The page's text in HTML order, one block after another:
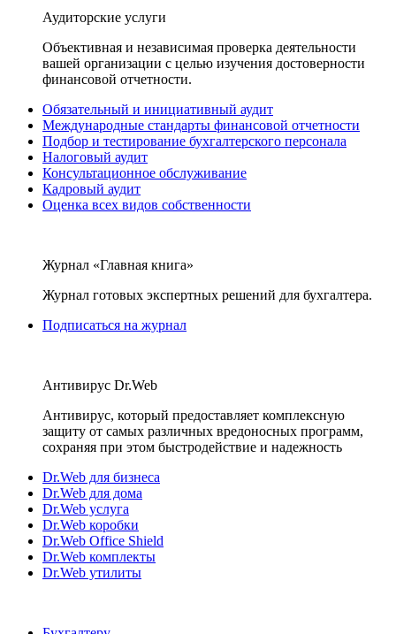
Аудиторские услуги
Объективная и независимая проверка деятельности
вашей организации с целью изучения достоверности
финансовой отчетности.
Обязательный и инициативный аудит
Международные стандарты финансовой отчетности
Подбор и тестирование бухгалтерского персонала
Налоговый аудит
Консультационное обслуживание
Кадровый аудит
Оценка всех видов собственности
Журнал «Главная книга»
Журнал готовых экспертных решений для бухгалтера.
Подписаться на журнал
Антивирус Dr.Web
Антивирус, который предоставляет комплексную
защиту от самых различных вредоносных программ,
сохраняя при этом быстродействие и надежность
Dr.Web для бизнеса
Dr.Web для дома
Dr.Web услуга
Dr.Web коробки
Dr.Web Office Shield
Dr.Web комплекты
Dr.Web утилиты